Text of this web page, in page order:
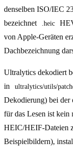
denselben ISO/IEC
bezeichnet
.heic
von Apple-Geräten
Dachbezeichnung
Ultralytics dekodiert
in
ultralytics/utils/
Dekodierung) bei der
für das Lesen ist kein
HEIC/HEIF-Dateien
Beispielbildern),